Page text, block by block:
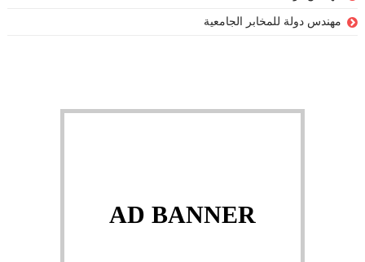
مهندس دولة للمخابر الجامعية
AD BANNER